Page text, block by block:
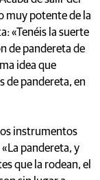
muy potente de la
«Tenéis la suerte
de pandereta de
idea que
de pandereta, en
instrumentos
pandereta, y
que la rodean, el